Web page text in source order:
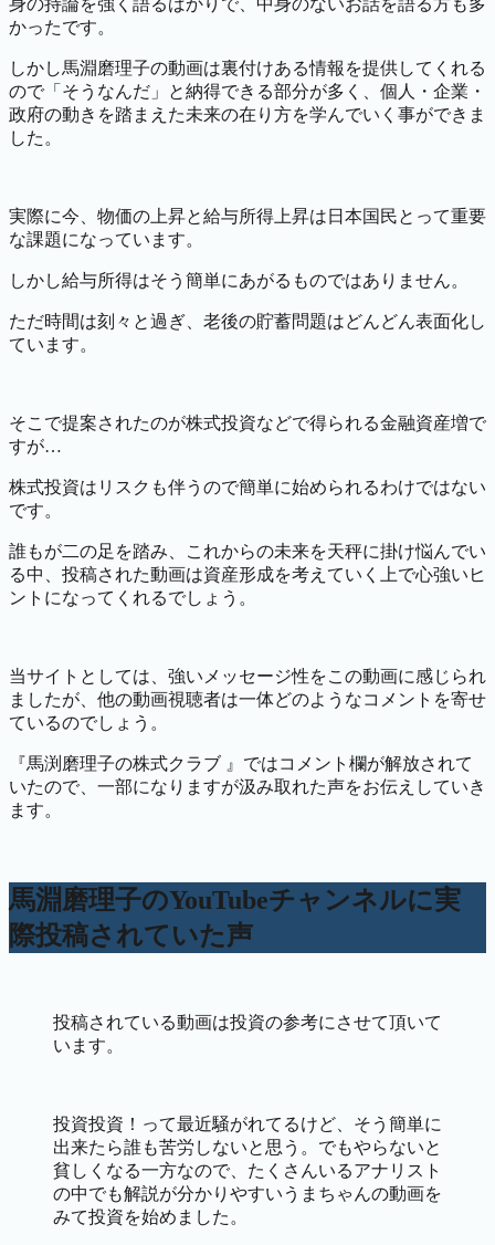
かったです。
しかし馬淵磨理子の動画は裏付けある情報を提供してくれる
ので「そうなんだ」と納得できる部分が多く、個人・企業・
政府の動きを踏まえた未来の在り方を学んでいく事ができま
した。
実際に今、物価の上昇と給与所得上昇は日本国民とって重要
な課題になっています。
しかし給与所得はそう簡単にあがるものではありません。
ただ時間は刻々と過ぎ、老後の貯蓄問題はどんどん表面化し
ています。
そこで提案されたのが株式投資などで得られる金融資産増で
すが…
株式投資はリスクも伴うので簡単に始められるわけではない
です。
誰もが二の足を踏み、これからの未来を天秤に掛け悩んでい
る中、投稿された動画は資産形成を考えていく上で心強いヒ
ントになってくれるでしょう。
当サイトとしては、強いメッセージ性をこの動画に感じられ
ましたが、他の動画視聴者は一体どのようなコメントを寄せ
ているのでしょう。
『馬渕磨理子の株式クラブ 』ではコメント欄が解放されて
いたので、一部になりますが汲み取れた声をお伝えしていき
ます。
馬淵磨理子のYouTubeチャンネルに実
際投稿されていた声
投稿されている動画は投資の参考にさせて頂いて
います。
投資投資！って最近騒がれてるけど、そう簡単に
出来たら誰も苦労しないと思う。でもやらないと
貧しくなる一方なので、たくさんいるアナリスト
の中でも解説が分かりやすいうまちゃんの動画を
みて投資を始めました。